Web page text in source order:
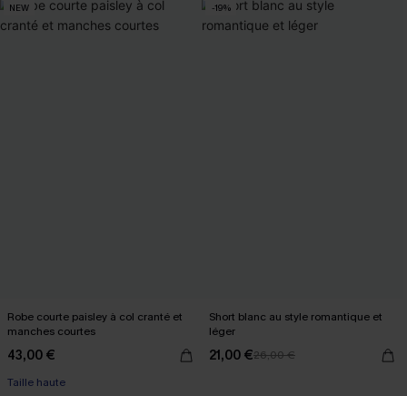
NEW
Robe courte paisley à col cranté et
manches courtes
43,00 €
Taille haute
-19%
Short blanc au style romantique et
léger
21,00 €26,00 €